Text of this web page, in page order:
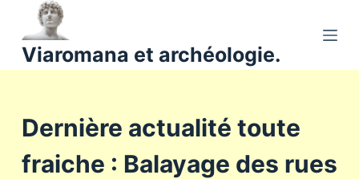
a
u
Viaromana et archéologie.
Dernière actualité toute
fraiche : Balayage des rues